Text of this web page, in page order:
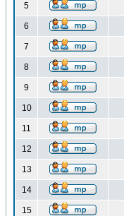
5
6
7
8
9
10
11
12
13
14
15